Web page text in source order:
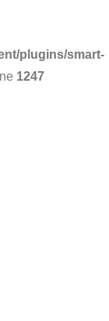
plugins/smart-
1247